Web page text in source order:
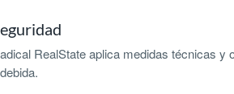
RealState aplica medidas técnicas y